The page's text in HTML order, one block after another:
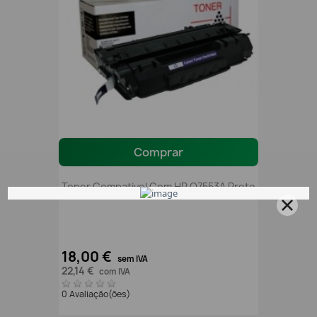
Comprar
Toner Compativel Com HP Q7553A Preto
18,00 € sem IVA
22,14 € com IVA
0 Avaliação(ões)